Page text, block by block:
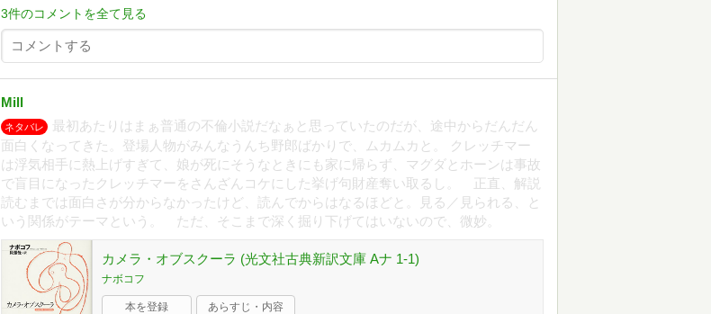
3件のコメントを全て見る
Mill
ネタバレ
最初あたりはまぁ普通の不倫小説だなぁと思っていたのだが、途中からだんだん
面白くなってきた。登場人物がみんなうんち野郎ばかりで、ムカムカと。 クレッチマー
は浮気相手に熱上げすぎて、娘が死にそうなときにも家に帰らず、マグダとホーンは事故
で盲目になったクレッチマーをさんざんコケにした挙げ句財産奪い取るし。 正直、解説
読むまでは面白さが分からなかったけど、読んでからはなるほどと。見る／見られる、と
いう関係がテーマという。 ただ、そこまで深く掘り下げてはいないので、微妙。
カメラ・オブスクーラ (光文社古典新訳文庫 Aナ 1-1)
ナボコフ
本を登録 あらすじ・内容